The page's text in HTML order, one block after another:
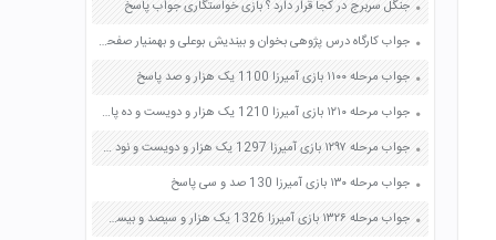
جنگل سربرج در کجا قرار دارد ؟ بازی خواستگاری جواب پاسخ
جواب کارگاه درس پژوهی بخوان و بیندیش بوعلی و بهمنیار صفحه 82 فارسی ششم
جواب مرحله ۱۱۰۰ بازی آمیرزا 1100 یک هزار و صد پاسخ
جواب مرحله ۱۲۱۰ بازی آمیرزا 1210 یک هزار و دویست و ده پاسخ
جواب مرحله ۱۲۹۷ بازی آمیرزا 1297 یک هزار و دویست و نود و هفت پاسخ
جواب مرحله ۱۳۰ بازی آمیرزا 130 صد و سی پاسخ
جواب مرحله ۱۳۲۶ بازی آمیرزا 1326 یک هزار و سیصد و بیست و شش پاسخ